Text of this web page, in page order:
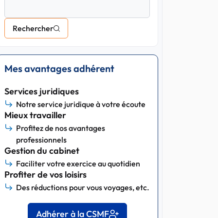
Rechercher
Mes avantages adhérent
Services juridiques
Notre service juridique à votre écoute
Mieux travailler
Profitez de nos avantages
professionnels
Gestion du cabinet
Faciliter votre exercice au quotidien
Profiter de vos loisirs
Des réductions pour vous voyages, etc.
Adhérer à la CSMF